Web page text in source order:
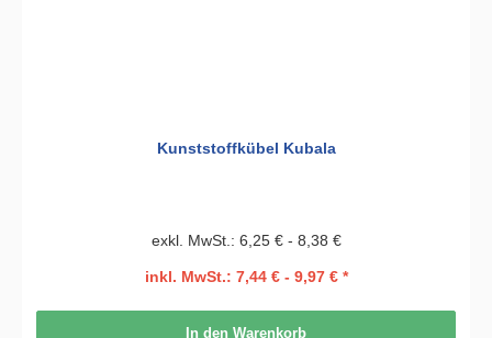
Kunststoffkübel Kubala
exkl. MwSt.: 6,25 € - 8,38 €
inkl. MwSt.: 7,44 € - 9,97 € *
In den Warenkorb